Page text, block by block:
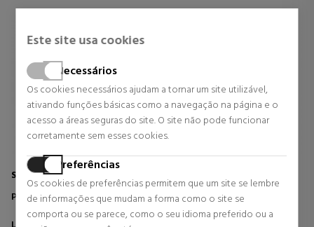
Este site usa cookies
Necessários
Os cookies necessários ajudam a tornar um site utilizável,
ativando funções básicas como a navegação na página e o
acesso a áreas seguras do site. O site não pode funcionar
corretamente sem esses cookies.
Preferências
Os cookies de preferências permitem que um site se lembre
de informações que mudam a forma como o site se
comporta ou se parece, como o seu idioma preferido ou a
SISLEY
PHYTO-ROUGE SHINE
L'ABSOLUE ROUGE CREAM
BARRA DE LABIOS